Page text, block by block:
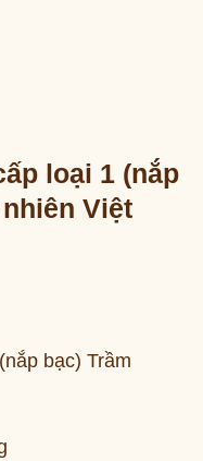
loại 1 (nắp
Việt
bạc) Trầm